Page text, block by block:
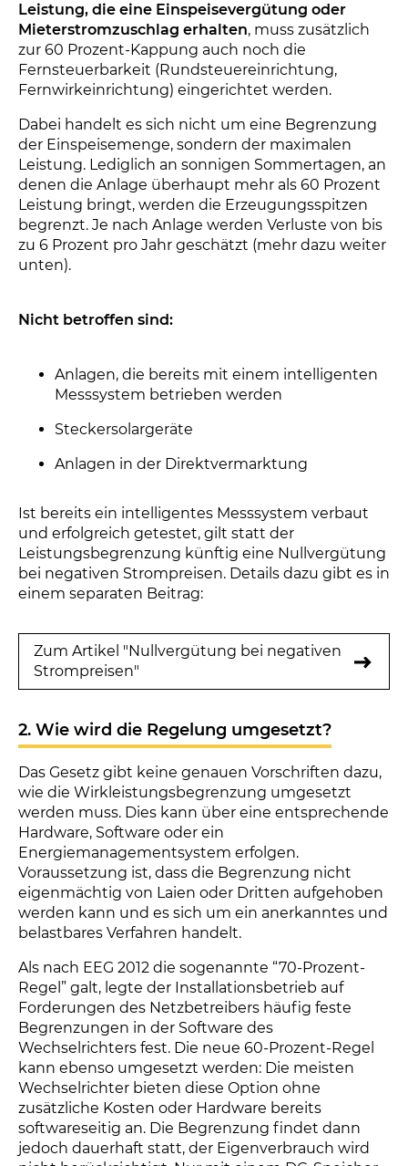
Leistung, die eine Einspeisevergütung oder
Mieterstromzuschlag erhalten, muss zusätzlich
zur 60 Prozent-Kappung auch noch die
Fernsteuerbarkeit (Rundsteuereinrichtung,
Fernwirkeinrichtung) eingerichtet werden.
Dabei handelt es sich nicht um eine Begrenzung
der Einspeisemenge, sondern der maximalen
Leistung. Lediglich an sonnigen Sommertagen, an
denen die Anlage überhaupt mehr als 60 Prozent
Leistung bringt, werden die Erzeugungsspitzen
begrenzt. Je nach Anlage werden Verluste von bis
zu 6 Prozent pro Jahr geschätzt (mehr dazu weiter
unten).
Nicht betroffen sind:
Anlagen, die bereits mit einem intelligenten
Messsystem betrieben werden
Steckersolargeräte
Anlagen in der Direktvermarktung
Ist bereits ein intelligentes Messsystem verbaut
und erfolgreich getestet, gilt statt der
Leistungsbegrenzung künftig eine Nullvergütung
bei negativen Strompreisen. Details dazu gibt es in
einem separaten Beitrag:
Zum Artikel "Nullvergütung bei negativen
Strompreisen"
2. Wie wird die Regelung umgesetzt?
Das Gesetz gibt keine genauen Vorschriften dazu,
wie die Wirkleistungsbegrenzung umgesetzt
werden muss. Dies kann über eine entsprechende
Hardware, Software oder ein
Energiemanagementsystem erfolgen.
Voraussetzung ist, dass die Begrenzung nicht
eigenmächtig von Laien oder Dritten aufgehoben
werden kann und es sich um ein anerkanntes und
belastbares Verfahren handelt.
Als nach EEG 2012 die sogenannte “70-Prozent-
Regel” galt, legte der Installationsbetrieb auf
Forderungen des Netzbetreibers häufig feste
Begrenzungen in der Software des
Wechselrichters fest. Die neue 60-Prozent-Regel
kann ebenso umgesetzt werden: Die meisten
Wechselrichter bieten diese Option ohne
zusätzliche Kosten oder Hardware bereits
softwareseitig an. Die Begrenzung findet dann
jedoch dauerhaft statt, der Eigenverbrauch wird